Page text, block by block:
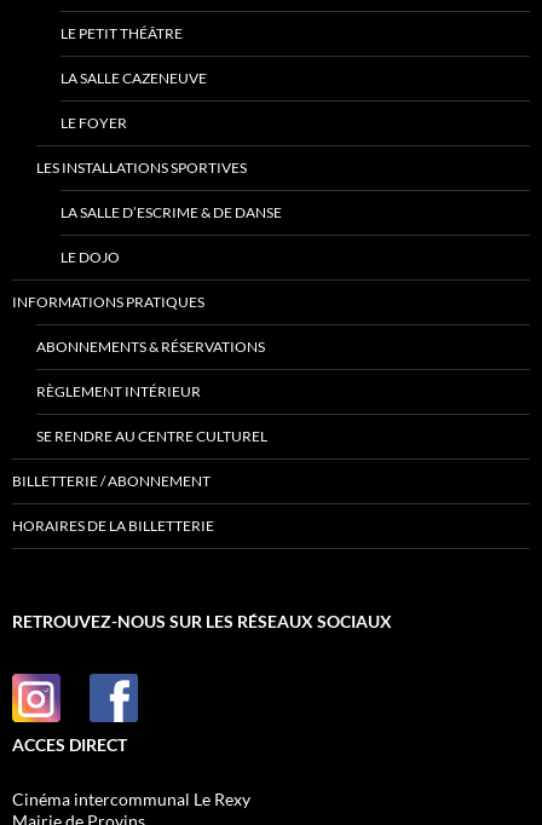
LE PETIT THÉÂTRE
LA SALLE CAZENEUVE
LE FOYER
LES INSTALLATIONS SPORTIVES
LA SALLE D’ESCRIME & DE DANSE
LE DOJO
INFORMATIONS PRATIQUES
ABONNEMENTS & RÉSERVATIONS
RÈGLEMENT INTÉRIEUR
SE RENDRE AU CENTRE CULTUREL
BILLETTERIE / ABONNEMENT
HORAIRES DE LA BILLETTERIE
RETROUVEZ-NOUS SUR LES RÉSEAUX SOCIAUX
ACCES DIRECT
Cinéma intercommunal Le Rexy